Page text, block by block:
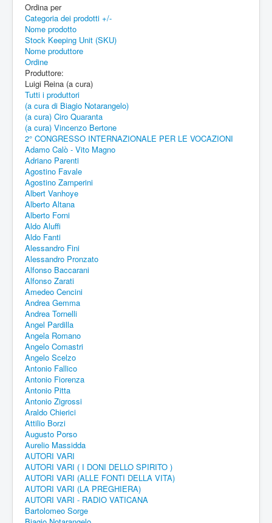
Ordina per
Categoria dei prodotti +/-
Nome prodotto
Stock Keeping Unit (SKU)
Nome produttore
Ordine
Produttore:
Luigi Reina (a cura)
Tutti i produttori
(a cura di Biagio Notarangelo)
(a cura) Ciro Quaranta
(a cura) Vincenzo Bertone
2° CONGRESSO INTERNAZIONALE PER LE VOCAZIONI
Adamo Calò - Vito Magno
Adriano Parenti
Agostino Favale
Agostino Zamperini
Albert Vanhoye
Alberto Altana
Alberto Forni
Aldo Aluffi
Aldo Fanti
Alessandro Fini
Alessandro Pronzato
Alfonso Baccarani
Alfonso Zarati
Amedeo Cencini
Andrea Gemma
Andrea Tornelli
Angel Pardilla
Angela Romano
Angelo Comastri
Angelo Scelzo
Antonio Fallico
Antonio Fiorenza
Antonio Pitta
Antonio Zigrossi
Araldo Chierici
Attilio Borzi
Augusto Porso
Aurelio Massidda
AUTORI VARI
AUTORI VARI ( I DONI DELLO SPIRITO )
AUTORI VARI (ALLE FONTI DELLA VITA)
AUTORI VARI (LA PREGHIERA)
AUTORI VARI - RADIO VATICANA
Bartolomeo Sorge